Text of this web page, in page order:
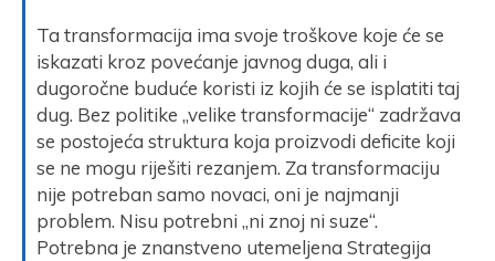
Ta transformacija ima svoje troškove koje će se
iskazati kroz povećanje javnog duga, ali i
dugoročne buduće koristi iz kojih će se isplatiti taj
dug. Bez politike „velike transformacije“ zadržava
se postojeća struktura koja proizvodi deficite koji
se ne mogu riješiti rezanjem. Za transformaciju
nije potreban samo novaci, oni je najmanji
problem. Nisu potrebni „ni znoj ni suze“.
Potrebna je znanstveno utemeljena Strategija